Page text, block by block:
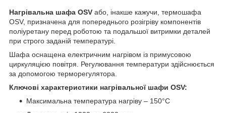
Нагрівальна шафа OSV або, інакше кажучи, термошафа
OSV, призначена для попереднього розігріву компонентів
поліуретану перед роботою та подальшої витримки деталей
при строго заданій температурі.
Шафа оснащена електричним нагрівом із примусовою
циркуляцією повітря. Регулювання температури здійснюється
за допомогою терморегулятора.
Ключові характеристики нагрівальної шафи OSV:
Максимальна температура нагріву – 150°С